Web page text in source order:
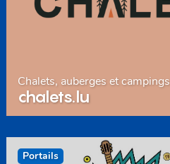
Chalets, auberges et campings
chalets.lu
Portails